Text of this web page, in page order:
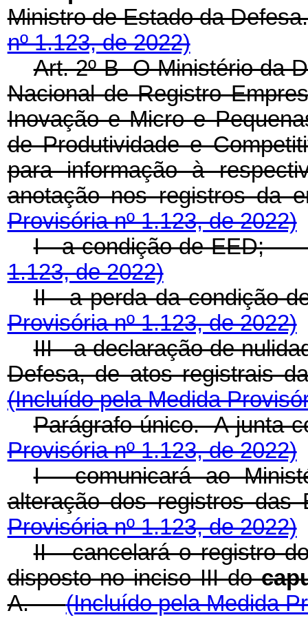
Ministro de Estado da
nº 1.123, de 2022)
Art. 2º-B O Ministério da
Nacional de Registro
Inovação e Micro e
de Produtividade e
para informação à
anotação nos registros
Provisória nº 1.123, de 2022)
I - a condição de
1.123, de 2022)
II - a perda da
Provisória nº 1.123, de 2022)
III - a declaração de
Defesa, de atos
(Incluído pela Medida
Parágrafo único. A
Provisória nº 1.123, de 2022)
I - comunicará ao
alteração dos registros
Provisória nº 1.123, de 2022)
II - cancelará o registro
disposto no inciso III do
A.(Incluído pela Medida